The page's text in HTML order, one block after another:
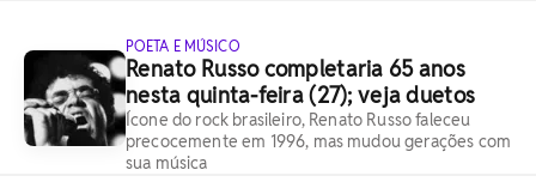
POETA E MÚSICO
Renato Russo completaria 65 anos
nesta quinta-feira (27); veja duetos
Ícone do rock brasileiro, Renato Russo faleceu
precocemente em 1996, mas mudou gerações com
sua música